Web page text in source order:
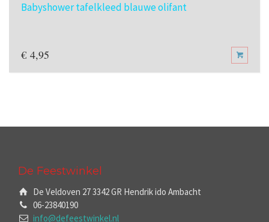
Babyshower tafelkleed blauwe olifant
€ 4,95
De Feestwinkel
De Veldoven 27 3342 GR Hendrik ido Ambacht
06-23840190
info@defeestwinkel.nl